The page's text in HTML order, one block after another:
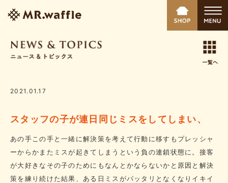
2021.01.17
スタッフの子が連日同じミスをしてしまい、
あの手この手と一緒に解決策を考えて行動に移すもプレッシャ
ーからかまたミスが起きてしまうという負の連鎖状態に。接客
が大好きなその子のためにもなんとかならないかと原因と解決
策を練り続けた結果、ある日ミスがパッタリとなくなりイキイ